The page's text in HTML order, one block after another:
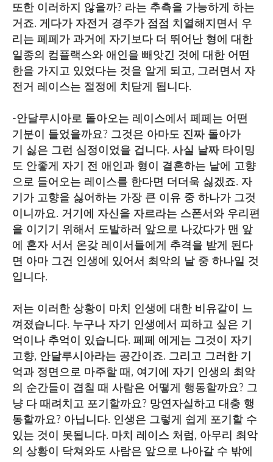
또한 이러하지 않을까? 라는 추측을 가능하게 하는
거죠. 게다가 자전거 경주가 점점 치열해지면서 우
리는 페페가 과거에 자기보다 더 뛰어난 형에 대한
일종의 컴플랙스와 애인을 빼앗긴 것에 대한 어떤
한을 가지고 있었다는 것을 알게 되고, 그러면서 자
전거 레이스는 절정에 치닫게 됩니다.
-안달루시아로 돌아오는 레이스에서 페페는 어떤
기분이 들었을까요? 그것은 아마도 진짜 돌아가
기 싫은 그런 심정이었을 겁니다. 사실 날짜 타이밍
도 안좋게 자기 전 애인과 형이 결혼하는 날에 고향
으로 들어오는 레이스를 한다면 더더욱 싫겠죠. 자
기가 고향을 싫어하는 가장 큰 이유 중 하나가 그것
이니까요. 거기에 자신을 자르라는 스폰서와 우리편
을 이기기 위해서 도발하러 앞으로 나갔다가 맨 앞
에 혼자 서서 온갖 레이서들에게 추격을 받게 된다
면 아마 그건 인생에 있어서 최악의 날 중 하나일 것
입니다.
저는 이러한 상황이 마치 인생에 대한 비유같이 느
껴졌습니다. 누구나 자기 인생에서 피하고 싶은 기
억이나 추억이 있습니다. 페페 에게는 그것이 자기
고향, 안달루시아라는 공간이죠. 그리고 그러한 기
억과 정면으로 마주할 때, 여기에 자기 인생의 최악
의 순간들이 겹칠 때 사람은 어떻게 행동할까요? 그
냥 다 때려치고 포기할까요? 망연자실하고 대충 행
동할까요? 아닙니다. 인생은 그렇게 쉽게 포기할 수
있는 것이 못됩니다. 마치 레이스 처럼, 아무리 최악
의 상황이 닥쳐와도 사람은 앞으로 나아갈 수 밖에